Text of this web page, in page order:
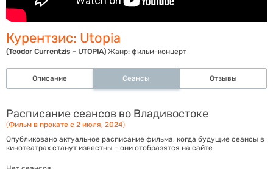
Курентзис: Utopia
(Teodor Currentzis – UTOPIA) Жанр: фильм-концерт
Описание Сеансы Отзывы
Расписание сеансов во Владивостоке
(Фильм в прокате с 2 июля, 2024)
Опубликовано актуальное расписание фильма, когда будущие сеансы в
кинотеатрах станут известны - они отобразятся на сайте